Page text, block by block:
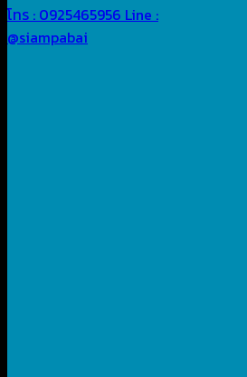
โทร : 0925465956 Line :
@siampabai